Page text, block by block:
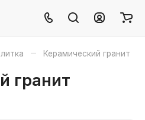
– Керамический гранит
гранит